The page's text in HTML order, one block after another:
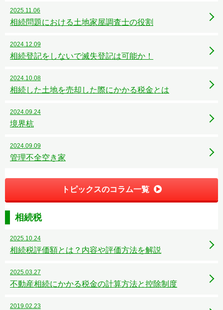
2025.11.06
相続問題における土地家屋調査士の役割
2024.12.09
相続登記をしないで滅失登記は可能か！
2024.10.08
相続した土地を売却した際にかかる税金とは
2024.09.24
境界杭
2024.09.09
管理不全空き家
トピックスのコラム一覧
相続税
2025.10.24
相続税評価額とは？内容や評価方法を解説
2025.03.27
不動産相続にかかる税金の計算方法と控除制度
2019.02.23